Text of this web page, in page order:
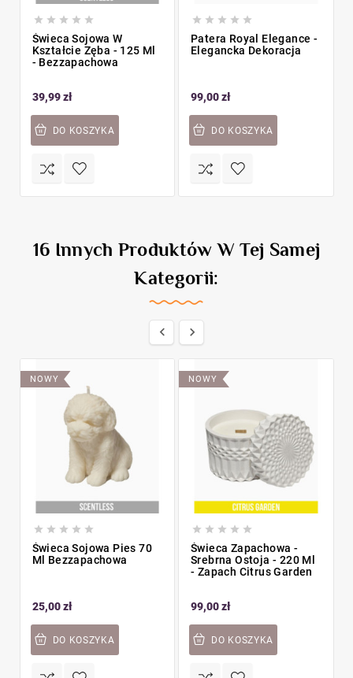
    
Świeca Sojowa W
Kształcie Zęba - 125 Ml
- Bezzapachowa
39,99 zł
DO KOSZYKA
    
Patera Royal Elegance -
Elegancka Dekoracja
99,00 zł
DO KOSZYKA
16 Innych Produktów W Tej Samej
Kategorii:
 
NOWY
    
Świeca Sojowa Pies 70
Ml Bezzapachowa
25,00 zł
DO KOSZYKA
NOWY
    
Świeca Zapachowa -
Srebrna Ostoja - 220 Ml
- Zapach Citrus Garden
99,00 zł
DO KOSZYKA